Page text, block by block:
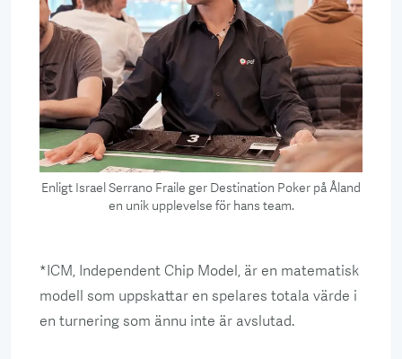
Enligt Israel Serrano Fraile ger Destination Poker på Åland
en unik upplevelse för hans team.
*ICM, Independent Chip Model, är en matematisk
modell som uppskattar en spelares totala värde i
en turnering som ännu inte är avslutad.